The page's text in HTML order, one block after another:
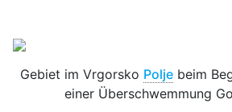
Gebiet im Vrgorsko Polje beim
einer Überschwemmung